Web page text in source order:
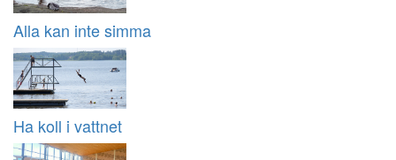
Alla kan inte simma
Ha koll i vattnet